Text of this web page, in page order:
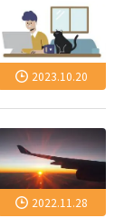
2023.10.20
2022.11.28